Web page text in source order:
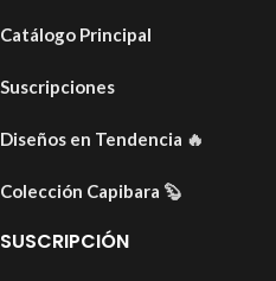
Catálogo Principal
Suscripciones
Diseños en Tendencia 🔥
Colección Capibara 🦫
SUSCRIPCIÓN